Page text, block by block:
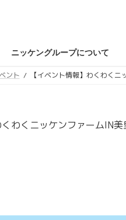
ニッケングループについて
ント 【イベント情報】わくわく
くわくニッケンファームIN